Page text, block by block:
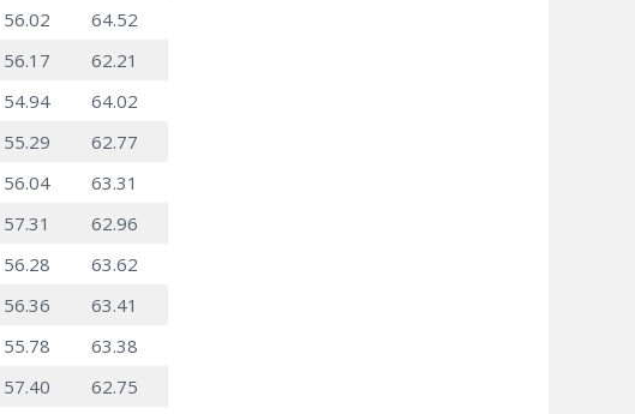
56.02
64.52
56.17
62.21
54.94
64.02
55.29
62.77
56.04
63.31
57.31
62.96
56.28
63.62
56.36
63.41
55.78
63.38
57.40
62.75